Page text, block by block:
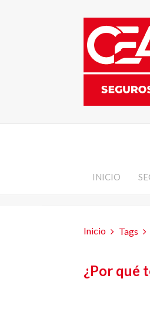
INICIO
Inicio Tags
¿Por qué